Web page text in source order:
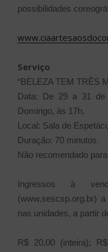
possibilidades
Serviço
“BELEZA TEM TRÊS
Data: De 29 a 31 de
Domingo, às 17h.
Local: Sala de
Duração: 70 minutos.
Não recomendado
Ingressos à
(www.sescsp.org.br)
nas unidades, a partir
R$ 20,00 (inteira);